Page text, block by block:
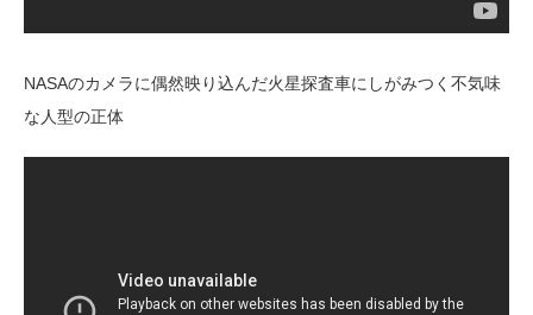
NASAのカメラに偶然映り込んだ火星探査車にしがみつく不気味
な人型の正体